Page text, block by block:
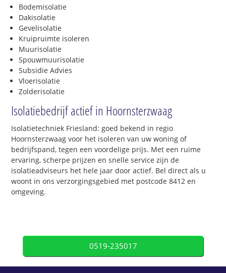
Bodemisolatie
Dakisolatie
Gevelisolatie
Kruipruimte isoleren
Muurisolatie
Spouwmuurisolatie
Subsidie Advies
Vloerisolatie
Zolderisolatie
Isolatiebedrijf actief in Hoornsterzwaag
Isolatietechniek Friesland: goed bekend in regio
Hoornsterzwaag voor het isoleren van uw woning of
bedrijfspand, tegen een voordelige prijs. Met een ruime
ervaring, scherpe prijzen en snelle service zijn de
isolatieadviseurs het hele jaar door actief. Bel direct als u
woont in ons verzorgingsgebied met postcode 8412 en
omgeving.
0519-235017